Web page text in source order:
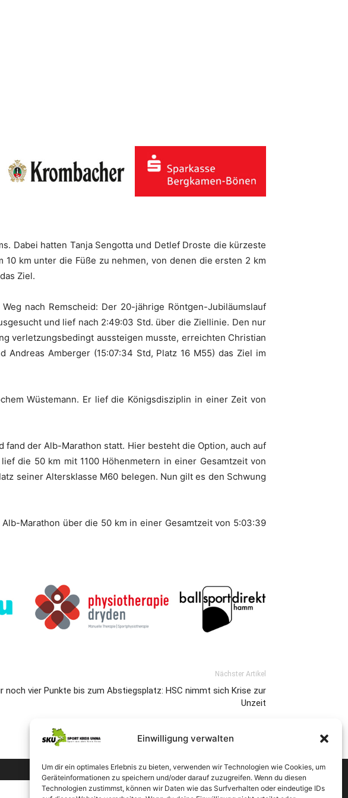
Einwilligung verwalten
Um dir ein optimales Erlebnis zu bieten, verwenden wir Technologien wie Cookies, um
Geräteinformationen zu speichern und/oder darauf zuzugreifen. Wenn du diesen
Technologien zustimmst, können wir Daten wie das Surfverhalten oder eindeutige IDs
Dabei hatten Tanja Sengotta und Detlef Droste die kürzeste
km unter die Füße zu nehmen, von denen die ersten 2 km
Ziel.
nach Remscheid: Der 20-jährige Röntgen-Jubiläumslauf
und lief nach 2:49:03 Std. über die Ziellinie. Den nur
verletzungsbedingt aussteigen musste, erreichten Christian
Andreas Amberger (15:07:34 Std, Platz 16 M55) das Ziel im
Wüstemann. Er lief die Königsdisziplin in einer Zeit von
der Alb-Marathon statt. Hier besteht die Option, auch auf
die 50 km mit 1100 Höhenmetern in einer Gesamtzeit von
seiner Altersklasse M60 belegen. Nun gilt es den Schwung
Marathon über die 50 km in einer Gesamtzeit von 5:03:39
Nächster Artikel
noch vier Punkte bis zum Abstiegsplatz: HSC nimmt sich Krise zur
Unzeit